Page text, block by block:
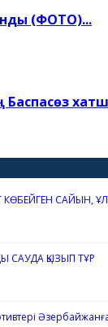
(ФОТО)...
Баспасөз
САЙЫН,
ҚЫЗЫП ТҰР
Әзербайжанға